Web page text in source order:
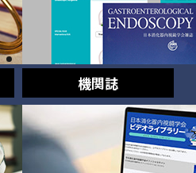
機関誌